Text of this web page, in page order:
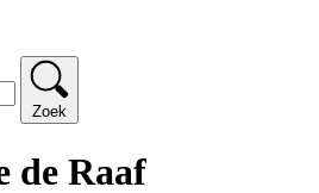
Zoek
de Raaf